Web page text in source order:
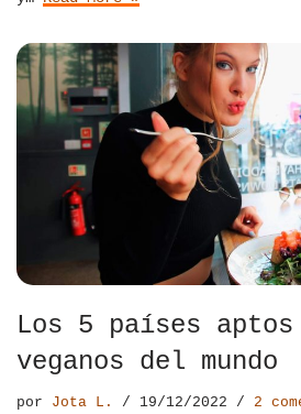
Los 5 países
veganos del mundo
por Jota L. 19/12/2022 2